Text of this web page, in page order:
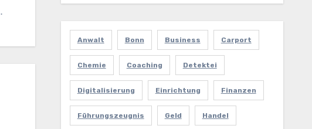
Anwalt Bonn Business Carport
Chemie Coaching Detektei
Digitalisierung Einrichtung Finanzen
Führungszeugnis Geld Handel